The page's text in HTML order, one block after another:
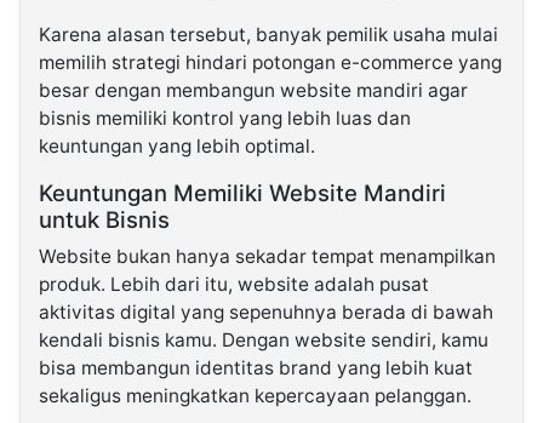
Karena alasan tersebut, banyak pemilik usaha mulai
memilih strategi hindari potongan e-commerce yang
besar dengan membangun website mandiri agar
bisnis memiliki kontrol yang lebih luas dan
keuntungan yang lebih optimal.
Keuntungan Memiliki Website Mandiri
untuk Bisnis
Website bukan hanya sekadar tempat menampilkan
produk. Lebih dari itu, website adalah pusat
aktivitas digital yang sepenuhnya berada di bawah
kendali bisnis kamu. Dengan website sendiri, kamu
bisa membangun identitas brand yang lebih kuat
sekaligus meningkatkan kepercayaan pelanggan.